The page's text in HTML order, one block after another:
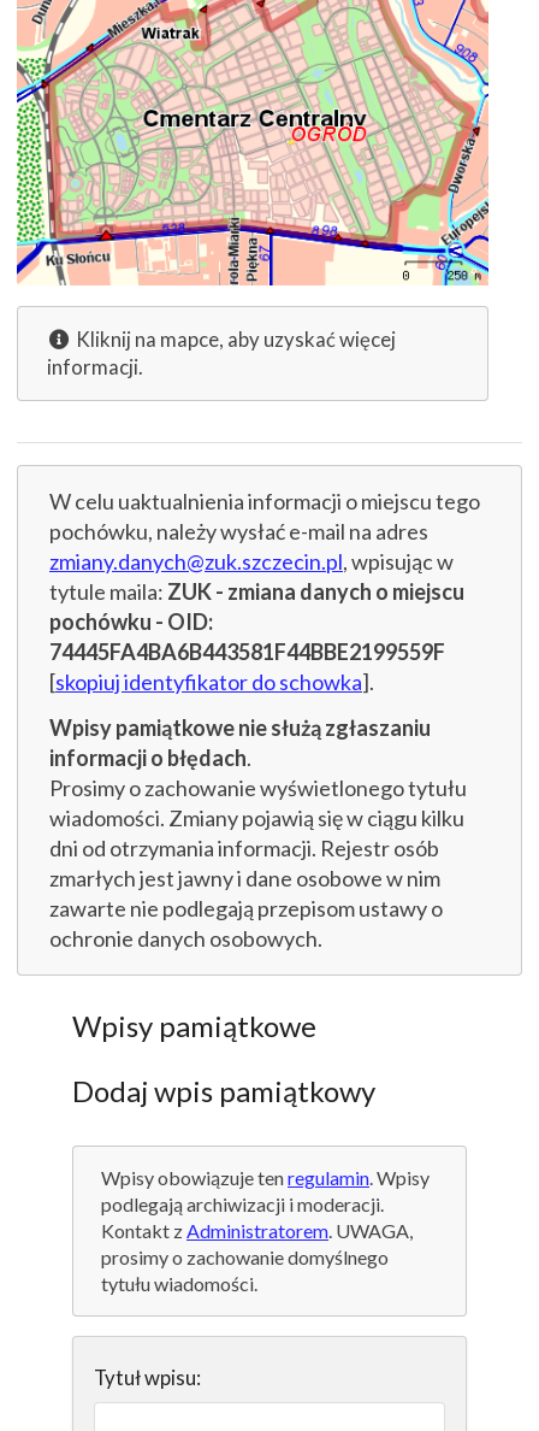
Kliknij na mapce, aby uzyskać więcej
informacji.
W celu uaktualnienia informacji o miejscu tego
pochówku, należy wysłać e-mail na adres
zmiany.danych@zuk.szczecin.pl, wpisując w
tytule maila: ZUK - zmiana danych o miejscu
pochówku - OID:
74445FA4BA6B443581F44BBE2199559F
[skopiuj identyfikator do schowka].
Wpisy pamiątkowe nie służą zgłaszaniu
informacji o błędach.
Prosimy o zachowanie wyświetlonego tytułu
wiadomości. Zmiany pojawią się w ciągu kilku
dni od otrzymania informacji. Rejestr osób
zmarłych jest jawny i dane osobowe w nim
zawarte nie podlegają przepisom ustawy o
ochronie danych osobowych.
Wpisy pamiątkowe
Dodaj wpis pamiątkowy
Wpisy obowiązuje tenregulamin. Wpisy
podlegają archiwizacji i moderacji.
Kontakt zAdministratorem. UWAGA,
prosimy o zachowanie domyślnego
tytułu wiadomości.
Tytuł wpisu: